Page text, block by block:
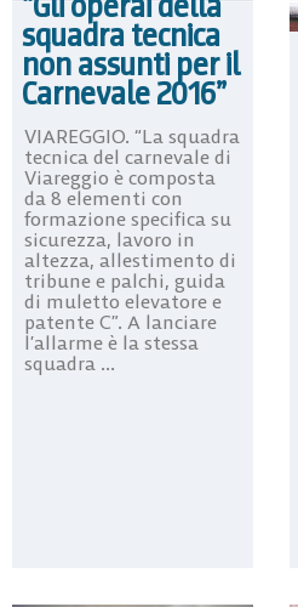
squadra tecnica
non assunti per il
Carnevale 2016”
VIAREGGIO. “La squadra
tecnica del carnevale di
Viareggio è composta
da 8 elementi con
formazione specifica su
sicurezza, lavoro in
altezza, allestimento di
tribune e palchi, guida
di muletto elevatore e
patente C”. A lanciare
l’allarme è la stessa
squadra ...